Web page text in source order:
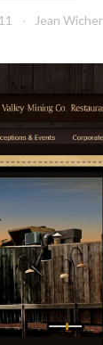
Jean